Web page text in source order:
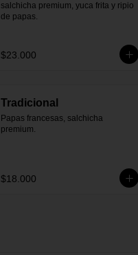
salchicha premium, yuca frita y ripio
de papas.
$23.000
Tradicional
Papas francesas, salchicha
premium.
$18.000